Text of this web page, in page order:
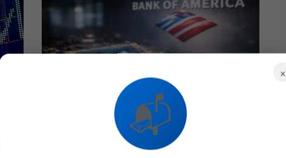
Bank of America elige 5 acciones: el gigante
de IA para comprar
19 DE ABRIL DE 2026 2.4K
×
📬